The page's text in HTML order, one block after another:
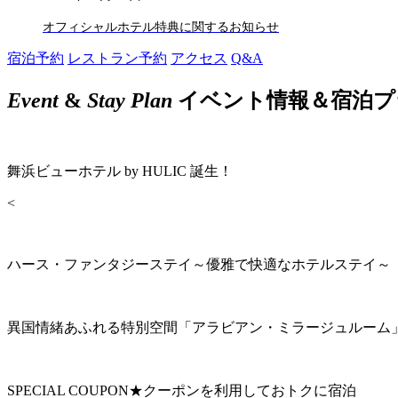
オフィシャルホテル特典に関するお知らせ
宿泊予約 レストラン予約 アクセス Q&A
Event& Stay Plan イベント情報＆宿泊
舞浜ビューホテル by HULIC 誕生！
<
ハース・ファンタジーステイ～優雅で快適なホテルステイ～
異国情緒あふれる特別空間「アラビアン・ミラージュルーム
SPECIAL COUPON★クーポンを利用しておトクに宿泊